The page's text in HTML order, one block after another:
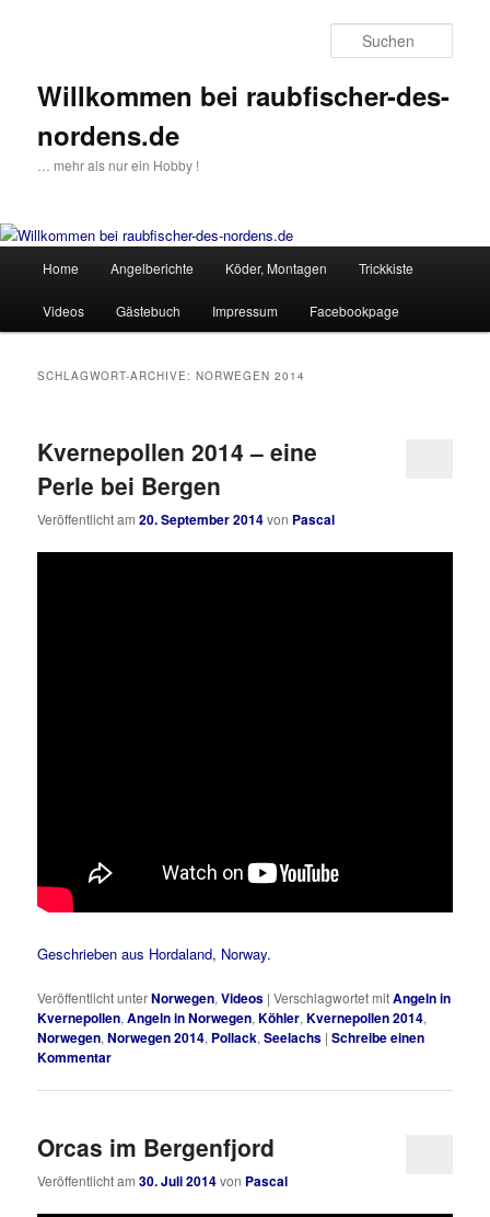
Willkommen bei raubfischer-des-
nordens.de
… mehr als nur ein Hobby !
Zum
Inhalt
Zum
sekundären
Home Angelberichte Köder, Montagen Trickkiste
Videos Gästebuch Impressum Facebookpage
SCHLAGWORT-ARCHIVE:NORWEGEN 2014
Kvernepollen 2014 – eine
Perle bei Bergen
Veröffentlicht am20. September 2014von Pascal
Geschrieben aus Hordaland, Norway.
Veröffentlicht unterNorwegen,Videos |Verschlagwortet mitAngeln in
Kvernepollen,Angeln in Norwegen,Köhler,Kvernepollen 2014,
Norwegen,Norwegen 2014, Pollack,Seelachs |Schreibe einen
Kommentar
Orcas im Bergenfjord
Veröffentlicht am30. Juli 2014von Pascal